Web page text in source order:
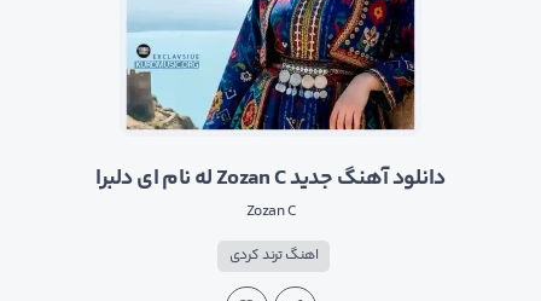
دانلود آهنگ جدید Zozan C له نام ای دلبرا
Zozan C
اهنگ ترند کردی